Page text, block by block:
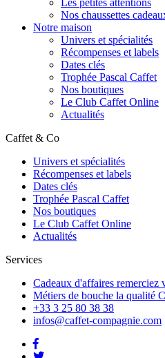
Les petites attentions
Nos chaussettes
Notre maison
Univers et spécialités
Récompenses et labels
Dates clés
Trophée Pascal Caffet
Nos boutiques
Le Club Caffet Online
Actualités
Caffet & Co
Univers et spécialités
Récompenses et labels
Dates clés
Trophée Pascal Caffet
Nos boutiques
Le Club Caffet Online
Actualités
Services
Cadeaux d'affaires remerciez
Métiers de bouche la qualité
+33 3 25 80 38 38
infos@caffet-compagnie.com